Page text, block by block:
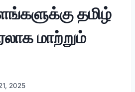
தமிழ்
மாற்றும்
2025